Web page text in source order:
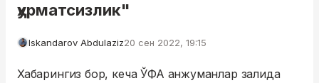
ҳурматсизлик"
Iskandarov Abdulaziz20 сен 2022, 19:15
Хабарингиз бор, кеча ЎФА анжуманлар залида